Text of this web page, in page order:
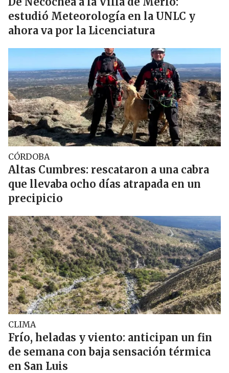
estudió Meteorología en la UNLC y
ahora va por la Licenciatura
CÓRDOBA
Altas Cumbres: rescataron a una cabra
que llevaba ocho días atrapada en un
precipicio
CLIMA
Frío, heladas y viento: anticipan un fin
de semana con baja sensación térmica
en San Luis